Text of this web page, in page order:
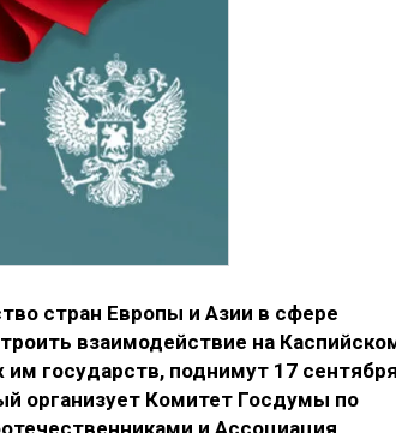
стран Европы и Азии в сфере
взаимодействие на
государств, поднимут 17
организует Комитет Госдумы по